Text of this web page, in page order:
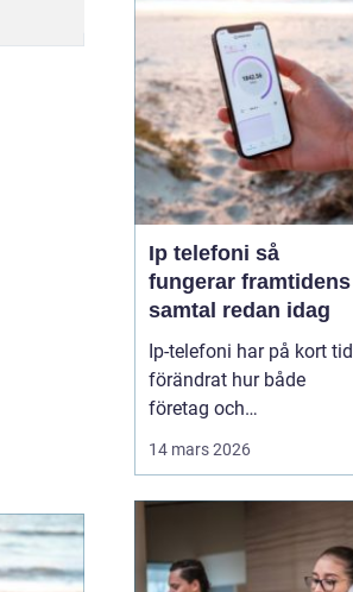
storstäderna, tydlig
årstidskänsla, stark lokal
matkultur och en miljö
som gör det lättare fö...
Ip telefoni så
fungerar framtidens
samtal redan idag
Ip-telefoni har på kort tid
förändrat hur både
företag och
går samtalen via
internet. Kostnaderna
14 mars 2026